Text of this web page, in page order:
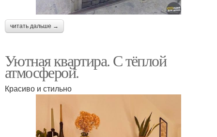
читать дальше →
Уютная квартира. С тёплой
атмосферой.
Красиво и стильно